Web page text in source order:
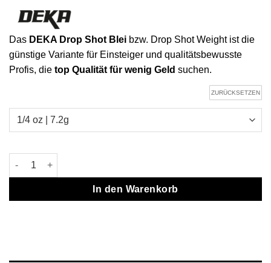
Das DEKA Drop Shot Blei bzw. Drop Shot Weight ist die
günstige Variante für Einsteiger und qualitätsbewusste
Profis, die top Qualität für wenig Geld suchen.
ZURÜCKSETZEN
DEKA Drop Shot Blei (Rund) | Drop Shot Weight Menge
In den Warenkorb